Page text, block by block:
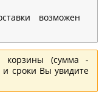
возможен
корзины (сумма -
и сроки Вы увидите